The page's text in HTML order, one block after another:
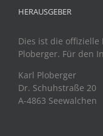
HERAUSGEBER
Dies ist die offizielle
Ploberger. Für den
Karl Ploberger
Dr. Schuhstraße 20
A-4863 Seewalchen